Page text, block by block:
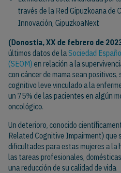
través de la Red Gipuzkoana de
Innovación, GipuzkoaNext
(Donostia, XX de febrero de
últimos datos de laSociedad
(SEOM) en relación a la
con cáncer de mama sean
cognitivo leve vinculado a la
un 75% de las pacientes en algún
oncológico.
Un deterioro, conocido
Related Cognitive Impairment) que
dificultades para estas mujeres a la
las tareas profesionales,
una reducción de su calidad de vida.